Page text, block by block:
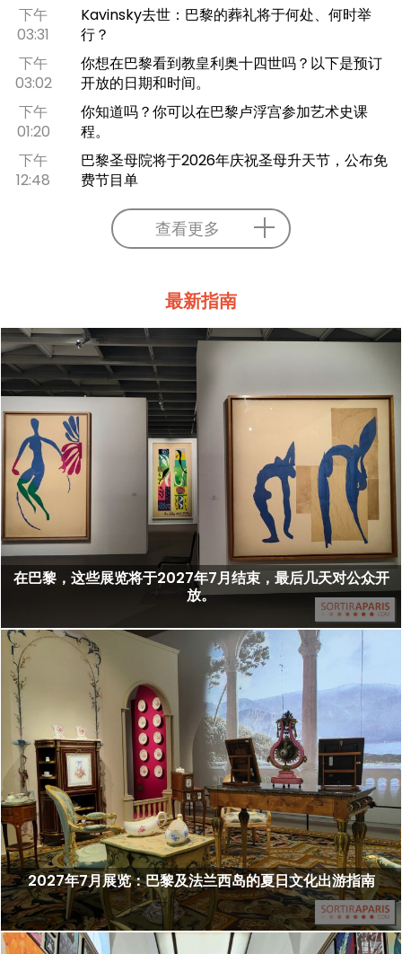
下午
03:31
Kavinsky去世：巴黎的葬礼将于何处、何时举
行？
下午
03:02
你想在巴黎看到教皇利奥十四世吗？以下是预订
开放的日期和时间。
下午
01:20
你知道吗？你可以在巴黎卢浮宫参加艺术史课
程。
下午
12:48
巴黎圣母院将于2026年庆祝圣母升天节，公布免
费节目单
查看更多
最新指南
在巴黎，这些展览将于2027年7月结束，最后几天对公众开
放。
2027年7月展览：巴黎及法兰西岛的夏日文化出游指南